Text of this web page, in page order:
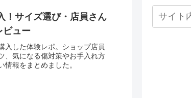
！サイズ選び・店員さん
ビュー
入した体験レポ。ショップ店員
、気になる傷対策やお手入れ方
報をまとめました。